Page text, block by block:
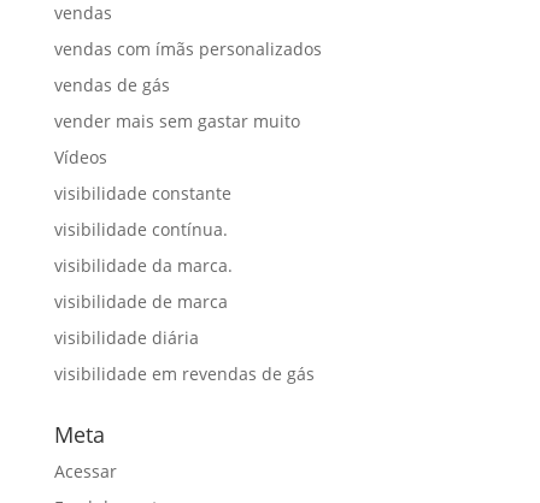
vendas
vendas com ímãs personalizados
vendas de gás
vender mais sem gastar muito
Vídeos
visibilidade constante
visibilidade contínua.
visibilidade da marca.
visibilidade de marca
visibilidade diária
visibilidade em revendas de gás
Meta
Acessar